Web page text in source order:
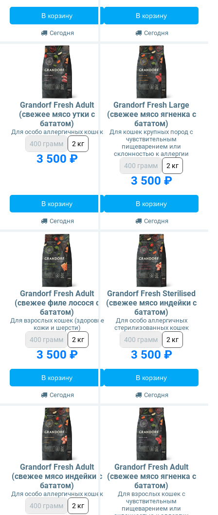
В корзину
Сегодня
В корзину
Сегодня
Grandorf Fresh Adult
(свежее мясо утки с
бататом)
Для особо аллергичных кошек
400 грамм 2 кг
3 500 ₽
В корзину
Сегодня
Grandorf Fresh Large
(свежее мясо ягненка с
бататом)
Для кошек крупных пород с
чувствительным
пищеварением или
склонностью к аллергии
400 грамм 2 кг
3 500 ₽
В корзину
Сегодня
Grandorf Fresh Adult
(свежее филе лосося с
бататом)
Для взрослых кошек (здоровье
кожи и шерсти)
400 грамм 2 кг
3 500 ₽
В корзину
Сегодня
Grandorf Fresh Sterilised
(свежее мясо индейки с
бататом)
Для особо аллергичных
стерилизованных кошек
400 грамм 2 кг
3 500 ₽
В корзину
Сегодня
Grandorf Fresh Adult
(свежее мясо индейки с
бататом)
Для особо аллергичных кошек
400 грамм 2 кг
Grandorf Fresh Adult
(свежее мясо ягненка с
бататом)
Для взрослых кошек с
чувствительным
пищеварением или